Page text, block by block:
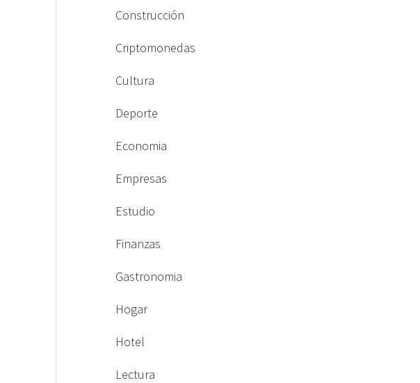
Construcción
Criptomonedas
Cultura
Deporte
Economia
Empresas
Estudio
Finanzas
Gastronomia
Hogar
Hotel
Lectura